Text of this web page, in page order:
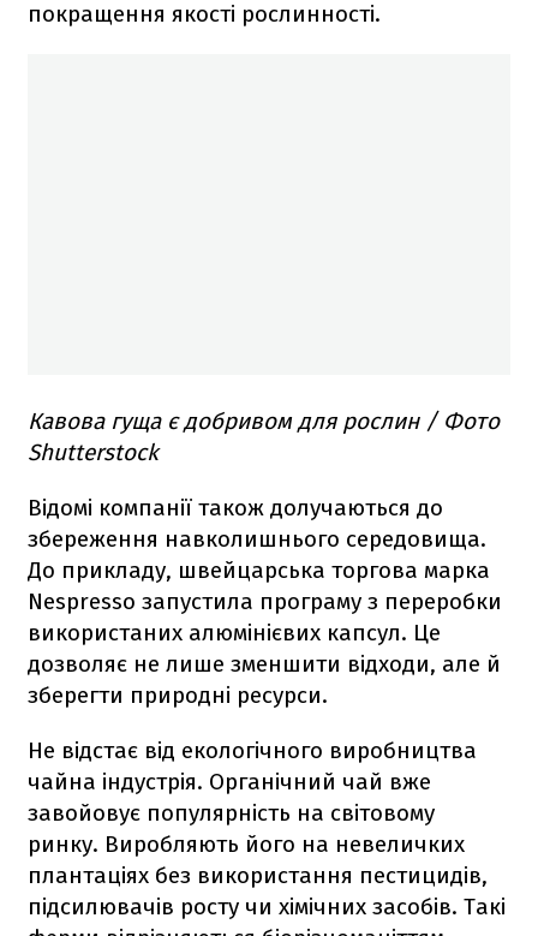
покращення якості рослинності.
Кавова гуща є добривом для рослин / Фото
Shutterstock
Відомі компанії також долучаються до
збереження навколишнього середовища.
До прикладу, швейцарська торгова марка
Nespresso запустила програму з переробки
використаних алюмінієвих капсул. Це
дозволяє не лише зменшити відходи, але й
зберегти природні ресурси.
Не відстає від екологічного виробництва
чайна індустрія. Органічний чай вже
завойовує популярність на світовому
ринку. Виробляють його на невеличких
плантаціях без використання пестицидів,
підсилювачів росту чи хімічних засобів. Такі